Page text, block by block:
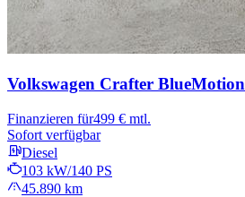
Volkswagen Crafter BlueMotion
Finanzieren für499 € mtl.
Sofort verfügbar
Diesel
103 kW/140 PS
45.890 km